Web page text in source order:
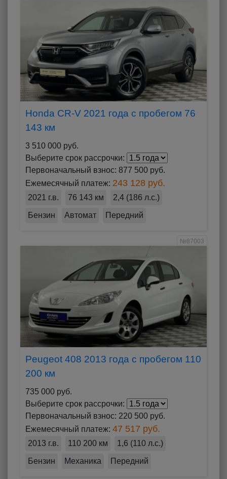
Honda CR-V 2021 года с пробегом 76
143 км
3 510 000 руб.
Выберите срок рассрочки:
Первоначальный взнос: 877 500 руб.
Ежемесячный платеж: 243 128 руб.
2021 г.в. 76 143 км 2,4 (186 л.с.)
Бензин Автомат Передний
№87003
Peugeot 408 2013 года с пробегом 110
200 км
735 000 руб.
Выберите срок рассрочки:
Первоначальный взнос: 220 500 руб.
Ежемесячный платеж: 47 517 руб.
2013 г.в. 110 200 км 1,6 (110 л.с.)
Бензин Механика Передний